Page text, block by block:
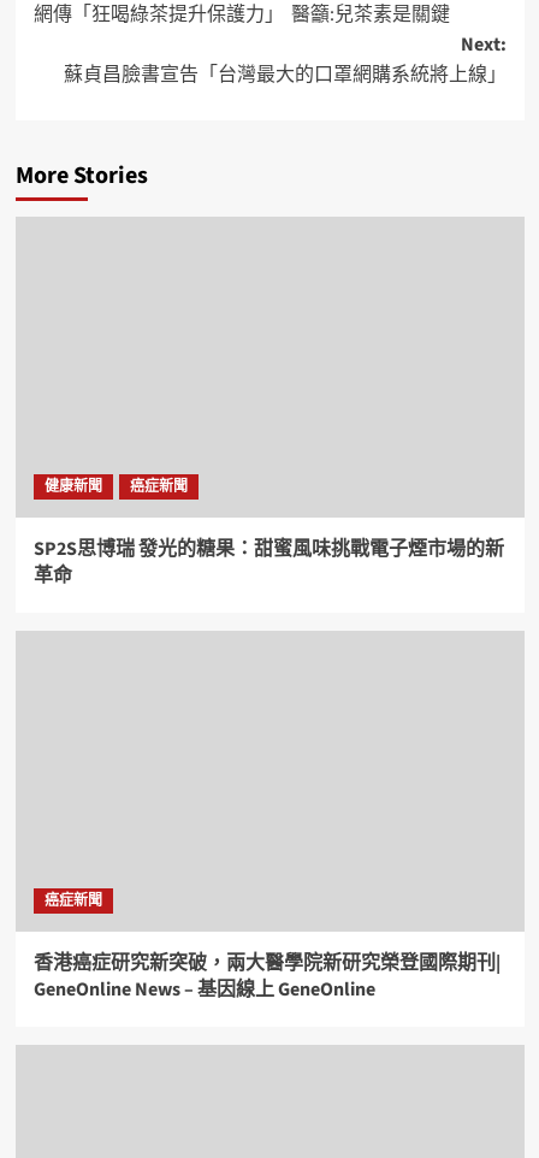
網傳「狂喝綠茶提升保護力」 醫籲:兒茶素是關鍵
Next:
蘇貞昌臉書宣告「台灣最大的口罩網購系統將上線」
More Stories
健康新聞 癌症新聞
SP2S思博瑞 發光的糖果：甜蜜風味挑戰電子煙市場的新
革命
癌症新聞
香港癌症研究新突破，兩大醫學院新研究榮登國際期刊|
GeneOnline News – 基因線上 GeneOnline